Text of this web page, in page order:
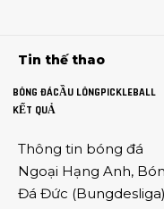
Tin thế thao
BÓNG ĐÁCẦU LÔNGPICKLEBALL
KẾT QUẢ
Thông tin bóng đá
Ngoại Hạng Anh,
Đá Đức (Bungdesliga